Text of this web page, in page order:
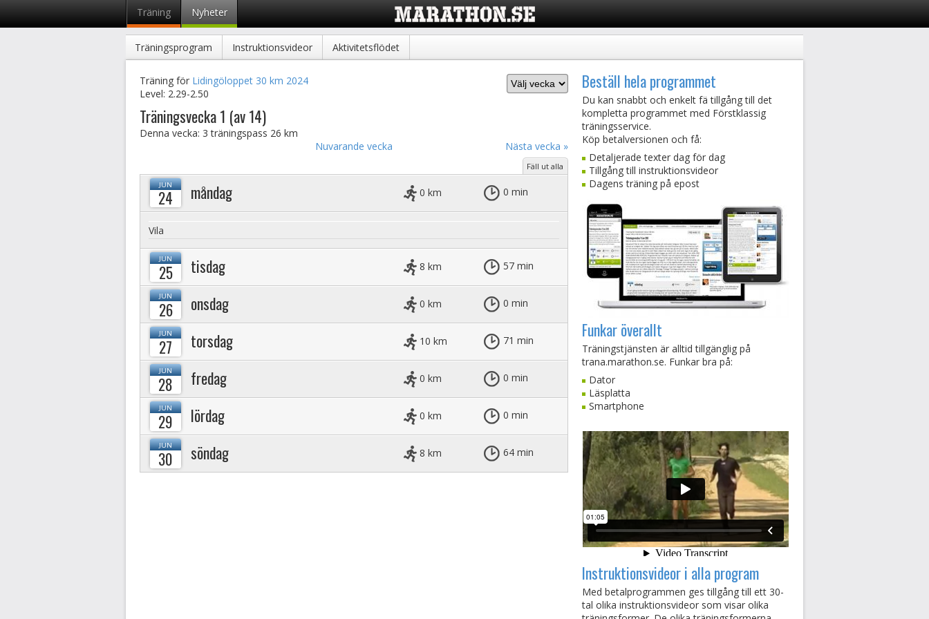
Träning Nyheter
Träningsprogram Instruktionsvideor Aktivitetsflödet
Träning för Lidingöloppet 30 km 2024
Level: 2.29-2.50
Träningsvecka 1 (av 14)
Denna vecka: 3 träningspass 26 km
Nuvarande vecka
Nästa vecka »
Fäll ut alla
JUN
24 måndag 0 km 0 min
Vila
JUN
25 tisdag 8 km 57 min
JUN
26 onsdag 0 km 0 min
JUN
27 torsdag 10 km 71 min
JUN
28 fredag 0 km 0 min
JUN
29 lördag 0 km 0 min
JUN
30 söndag 8 km 64 min
Beställ hela programmet
Du kan snabbt och enkelt fä tillgång till det
kompletta programmet med Förstklassig
träningsservice.
Köp betalversionen och få:
Detaljerade texter dag för dag
Tillgång till instruktionsvideor
Dagens träning på epost
Funkar överallt
Träningstjänsten är alltid tillgänglig på
trana.marathon.se. Funkar bra på:
Dator
Läsplatta
Smartphone
Instruktionsvideor i alla program
Med betalprogrammen ges tillgång till ett 30-
tal olika instruktionsvideor som visar olika